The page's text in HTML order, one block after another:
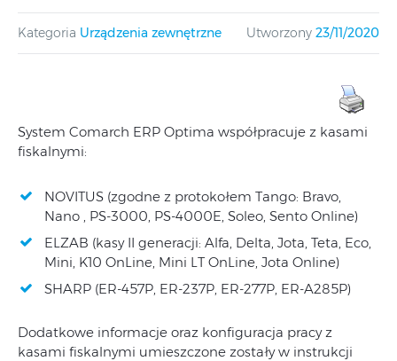
Kategoria Urządzenia zewnętrzne Utworzony 23/11/2020
System Comarch ERP Optima współpracuje z kasami
fiskalnymi:
NOVITUS (zgodne z protokołem Tango: Bravo,
Nano , PS-3000, PS-4000E, Soleo, Sento Online)
ELZAB (kasy II generacji: Alfa, Delta, Jota, Teta, Eco,
Mini, K10 OnLine, Mini LT OnLine, Jota Online)
SHARP (ER-457P, ER-237P, ER-277P, ER-A285P)
Dodatkowe informacje oraz konfiguracja pracy z
kasami fiskalnymi umieszczone zostały w instrukcji